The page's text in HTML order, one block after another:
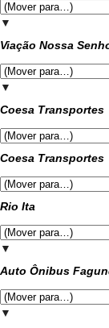
▼
Viação Nossa
▼
Coesa Transportes
Coesa Transportes
Rio Ita
▼
Auto Ônibus
▼